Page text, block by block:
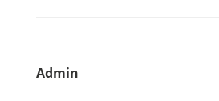
Admin